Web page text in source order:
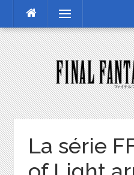
content
Menu
La série